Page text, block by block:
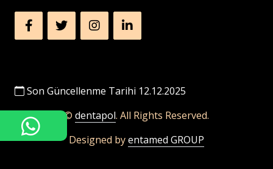
Son Güncellenme Tarihi 12.12.2025
© dentapol. All Rights Reserved.
Designed byentamed GROUP